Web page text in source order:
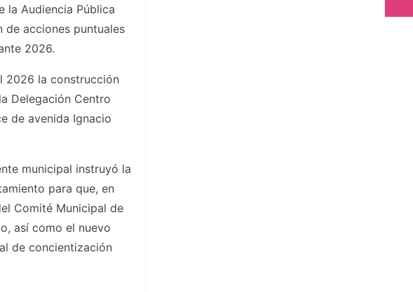
la Audiencia Pública
acciones puntuales
2026.
2026 la construcción
Delegación Centro
de avenida Ignacio
municipal instruyó la
para que, en
Comité Municipal de
así como el nuevo
de concientización